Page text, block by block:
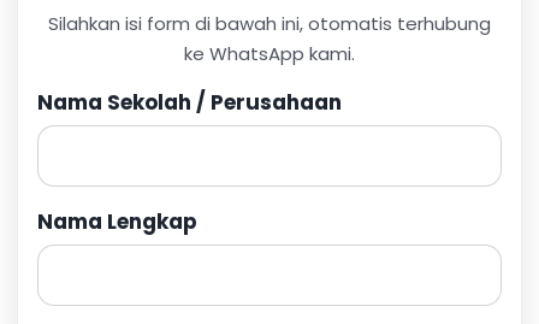
Silahkan isi form di bawah ini, otomatis terhubung
ke WhatsApp kami.
Nama Sekolah / Perusahaan
Nama Lengkap